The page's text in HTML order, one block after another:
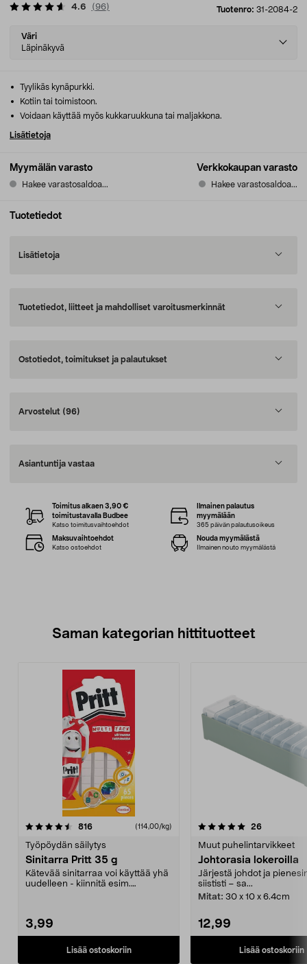
Tuotenro: 31-2084-2
4.6 (96)
Select
variant
Väri
Läpinäkyvä
Myymälän varasto
Hakee varastosaldoa...
Verkkokaupan varasto
Hakee varastosaldoa...
Tyylikäs kynäpurkki.
Kotiin tai toimistoon.
Voidaan käyttää myös kukkaruukkuna tai maljakkona.
Lisätietoja
Tuotetiedot
Lisätietoja
Tuotetiedot, liitteet ja mahdolliset varoitusmerkinnät
Ostotiedot, toimitukset ja palautukset
Arvostelut (96)
Asiantuntija vastaa
Toimitus alkaen 3,90 €
toimitustavalla Budbee
Katso toimitusvaihtoehdot
Ilmainen palautus
myymälään
365 päivän palautusoikeus
Maksuvaihtoehdot
Katso ostoehdot
Nouda myymälästä
Ilmainen nouto myymälästä
Saman kategorian hittituotteet
816arvostelut (114,00/kg)
Työpöydän säilytys
Sinitarra Pritt 35 g
Kätevää sinitarraa voi käyttää yhä
uudelleen - kiinnitä esim.
3,99
Lisää ostoskoriin
5.0 viidestä
26arvostelut
Muut puhelintarvikkeet
Johtorasia lokeroilla
Järjestä johdot ja
siististi – sa...
Mitat: 30 x 10 x 6.4cm
12,99
Lisää ostoskoriin
5.0 viidestä